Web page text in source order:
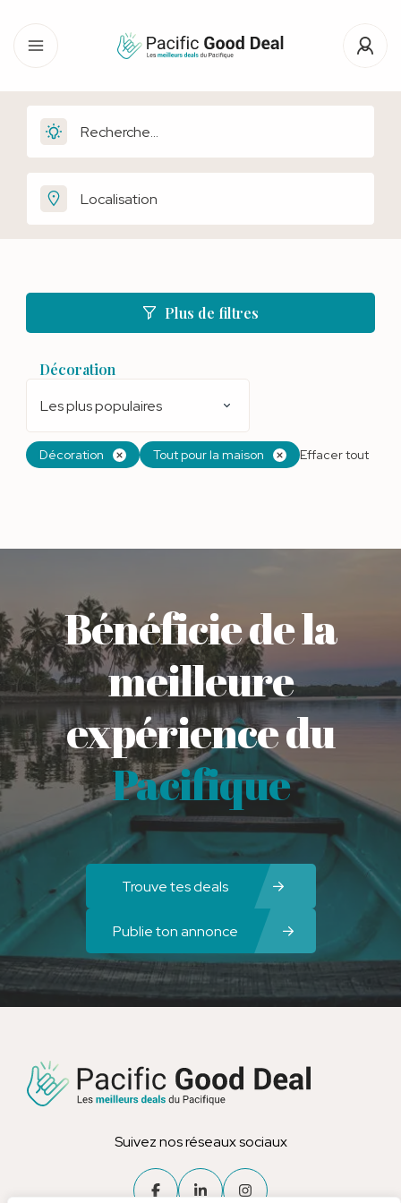
Plus de filtres
Décoration
Les plus populaires
Décoration Tout pour la maison Effacer tout
Bénéficie de la
meilleure
expérience du
Pacifique
Trouve tes deals
Publie ton annonce
Suivez nos réseaux sociaux